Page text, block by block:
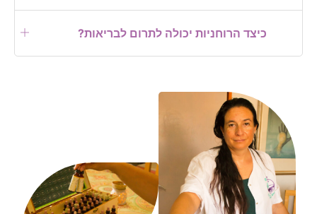
כיצד הרוחניות יכולה לתרום לבריאות?